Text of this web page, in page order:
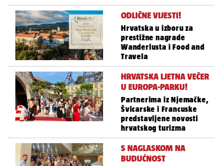
ODLIČNE VIJESTI!
Hrvatska u izboru za
prestižne nagrade
Wanderlusta i Food and
Travela
HRVATSKA LJETNA VEČER
U EUROPA-PARKU!
Partnerima iz Njemačke,
Švicarske i Francuske
predstavljene novosti
hrvatskog turizma
S NAGLASKOM NA
BUDUĆNOST